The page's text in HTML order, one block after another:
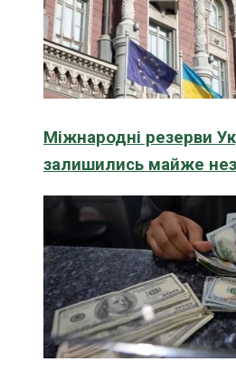
Міжнародні резерви
залишились майже